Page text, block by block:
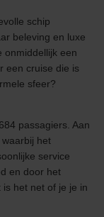
schip
beleving en luxe
onmiddellijk een
een cruise die is
sfeer?
passagiers. Aan
het
service
en door het
het net of je je in